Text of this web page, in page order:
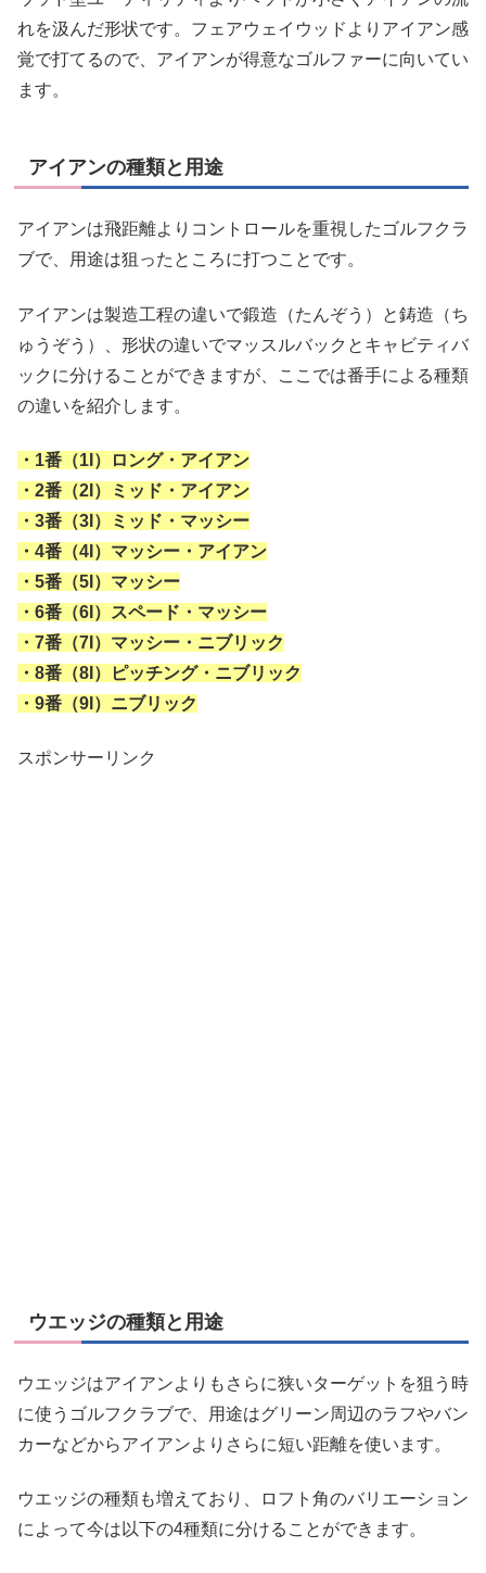
れを汲んだ形状です。フェアウェイウッドよりアイアン感
覚で打てるので、アイアンが得意なゴルファーに向いてい
ます。
アイアンの種類と用途
アイアンは飛距離よりコントロールを重視したゴルフクラ
ブで、用途は狙ったところに打つことです。
アイアンは製造工程の違いで鍛造（たんぞう）と鋳造（ち
ゅうぞう）、形状の違いでマッスルバックとキャビティバ
ックに分けることができますが、ここでは番手による種類
の違いを紹介します。
・1番（1I）ロング・アイアン
・2番（2I）ミッド・アイアン
・3番（3I）ミッド・マッシー
・4番（4I）マッシー・アイアン
・5番（5I）マッシー
・6番（6I）スペード・マッシー
・7番（7I）マッシー・ニブリック
・8番（8I）ピッチング・ニブリック
・9番（9I）ニブリック
スポンサーリンク
ウエッジの種類と用途
ウエッジはアイアンよりもさらに狭いターゲットを狙う時
に使うゴルフクラブで、用途はグリーン周辺のラフやバン
カーなどからアイアンよりさらに短い距離を使います。
ウエッジの種類も増えており、ロフト角のバリエーション
によって今は以下の4種類に分けることができます。